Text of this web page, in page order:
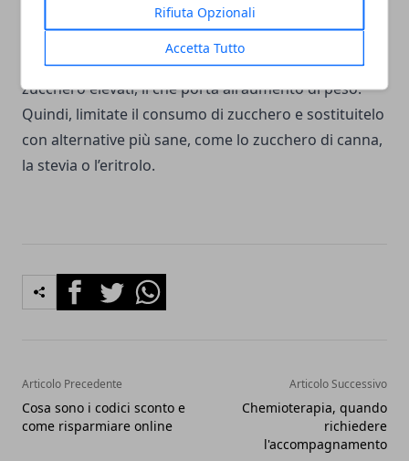
Rifiuta Opzionali
Accetta Tutto
nostre bevande, nei dolci ed è anche presente in
molti cibi preconfezionati.Lo zucchero non offre
alcun beneficio nutrizionalee porta a livelli di
zucchero elevati, il che porta all'aumento di peso.
Quindi, limitate il consumo di zucchero e sostituitelo
con alternative più sane, come lo zucchero di canna,
la stevia o l’eritrolo.
FacebookTwitterWhatsapp
Articolo Precedente
Cosa sono i codici sconto e
come risparmiare online
Articolo Successivo
Chemioterapia, quando
richiedere
l'accompagnamento